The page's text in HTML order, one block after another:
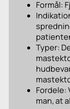
Formål:
Typer:
Fordele:
man, at